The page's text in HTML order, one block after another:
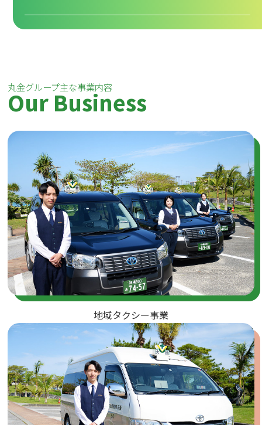
丸金グループ主な事業内容
Our Business
地域タクシー事業